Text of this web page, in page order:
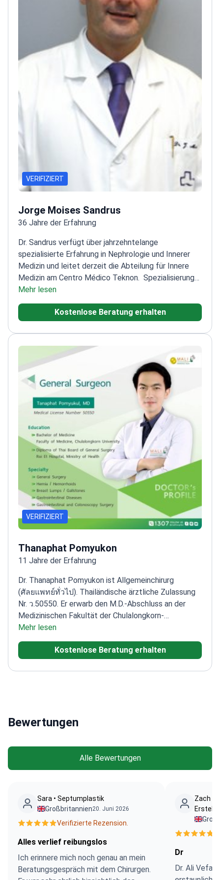
Er ist Mitglied der Türkischen
Ärztekammer, der Türkischen Chirurgischen
Gesellschaft, der Türkischen Gesellschaft für Kolon-
und Rektumchirurgie, der Nationalen Vereinigung für
Trauma- und Notfallchirurgie, der ESSO, der EAES und
des American College of Surgeons. Seine
Fortbildungen umfassen IRCAD Robotic Surgery in
Straßburg (2022) und SENATURK Brustchirurgie
(2020–2021).
VERIFIZIERT
Jorge Moises Sandrus
36 Jahre der Erfahrung
Dr. Sandrus verfügt über jahrzehntelange
spezialisierte Erfahrung in Nephrologie und Innerer
Medizin und leitet derzeit die Abteilung für Innere
Medizin am Centro Médico Teknon. Spezialisierung
auf Nephrologie am Hospital Clinic und am Hospital
Transplantationsspezialist am Hospital Clínic de
2009Mitglied der spanischen und katalanischen
Gesellschaften für Hypertonie
Mehr lesen
Kostenlose Beratung erhalten
VERIFIZIERT
Thanaphat Pomyukon
11 Jahre der Erfahrung
Dr. Thanaphat Pomyukon ist Allgemeinchirurg
(ศัลยแพทย์ทั่วไป). Thailändische ärztliche Zulassung
Nr. ว.50550. Er erwarb den M.D.-Abschluss an der
Medizinischen Fakultät der Chulalongkorn-
Universität. Zudem besitzt er das thailändische
Hospital des thailändischen
Schwerpunkte umfassen Hernien und Hämorrhoiden.
Endoskopien durch, einschließlich Gastroskopie und
Englisch (professionelles klinisches Niveau).
Mehr lesen
Kostenlose Beratung erhalten
Bewertungen
Alle Bewertungen
Sara • Septumplastik
Großbritannien20. Juni 2026
Verifizierte Rezension.
Alles verlief reibungslos
Ich erinnere mich noch genau an mein
Beratungsgespräch mit dem Chirurgen.
Zach
Dr
Dr. Ali Vefa